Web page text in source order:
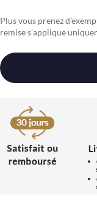
Plus vous prenez
remise s'applique